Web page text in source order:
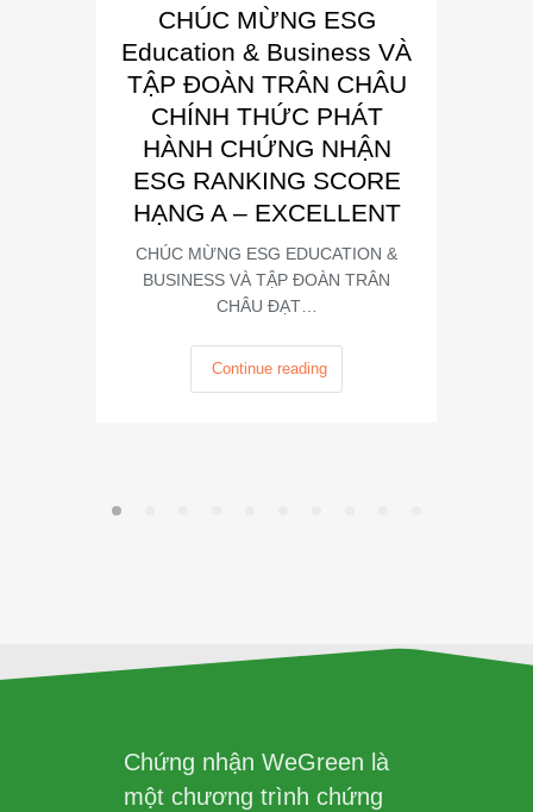
CHÚC MỪNG ESG
Education & Business VÀ
TẬP ĐOÀN TRÂN CHÂU
CHÍNH THỨC PHÁT
HÀNH CHỨNG NHẬN
ESG RANKING SCORE
HẠNG A – EXCELLENT
CHÚC MỪNG ESG EDUCATION &
BUSINESS VÀ TẬP ĐOÀN TRÂN
CHÂU ĐẠT…
Continue reading
Chứng nhận WeGreen là
một chương trình chứng